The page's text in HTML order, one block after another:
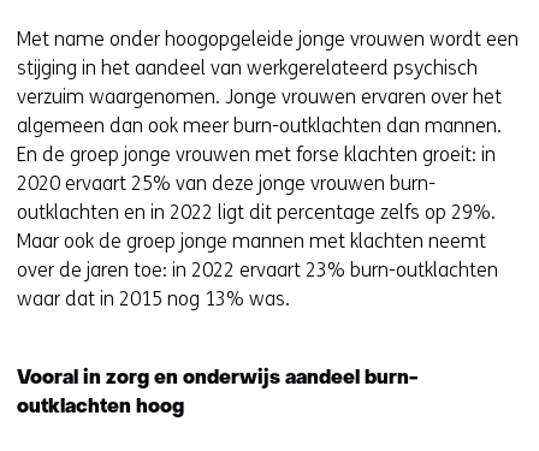
Met name onder hoogopgeleide jonge vrouwen wordt een
stijging in het aandeel van werkgerelateerd psychisch
verzuim waargenomen. Jonge vrouwen ervaren over het
algemeen dan ook meer burn-outklachten dan mannen.
En de groep jonge vrouwen met forse klachten groeit: in
2020 ervaart 25% van deze jonge vrouwen burn-
outklachten en in 2022 ligt dit percentage zelfs op 29%.
Maar ook de groep jonge mannen met klachten neemt
over de jaren toe: in 2022 ervaart 23% burn-outklachten
waar dat in 2015 nog 13% was.
Vooral in zorg en onderwijs aandeel burn-
outklachten hoog